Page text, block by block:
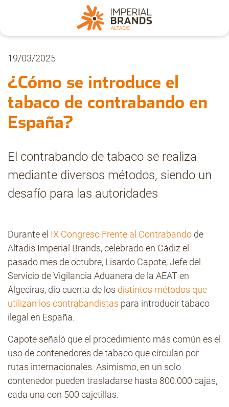
Nosotros
Secciones
Denuncia
Pregúntanos
Archivo
Estadísticas CMT
Contacto
19/03/2025
¿Cómo se introduce el
tabaco de contrabando en
España?
El contrabando de tabaco se realiza
mediante diversos métodos, siendo un
desafío para las autoridades
Durante el IX Congreso Frente al Contrabando de
Altadis Imperial Brands, celebrado en Cádiz el
pasado mes de octubre, Lisardo Capote, Jefe del
Servicio de Vigilancia Aduanera de la AEAT en
Algeciras, dio cuenta de los distintos métodos que
utilizan los contrabandistas para introducir tabaco
ilegal en España.
Capote señaló que el procedimiento más común es el
uso de contenedores de tabaco que circulan por
rutas internacionales. Asimismo, en un solo
contenedor pueden trasladarse hasta 800.000 cajas,
cada una con 500 cajetillas.